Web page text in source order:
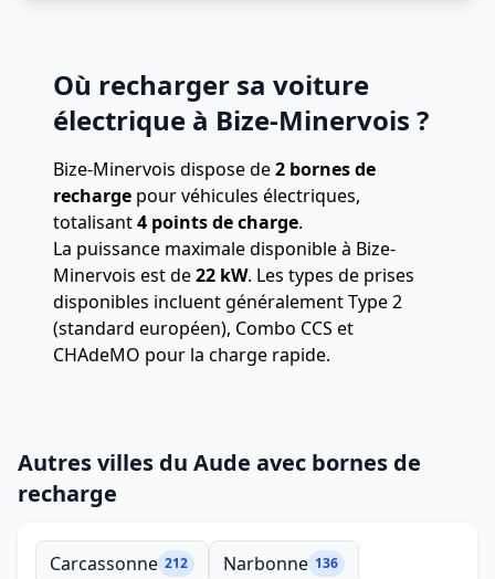
Où recharger sa voiture
électrique à Bize-Minervois ?
Bize-Minervois dispose de2 bornes de
recharge pour véhicules électriques,
totalisant4 points de charge.
La puissance maximale disponible à Bize-
Minervois est de22 kW. Les types de prises
disponibles incluent généralement Type 2
(standard européen), Combo CCS et
CHAdeMO pour la charge rapide.
Autres villes du Aude avec bornes de
recharge
Carcassonne 212 Narbonne 136